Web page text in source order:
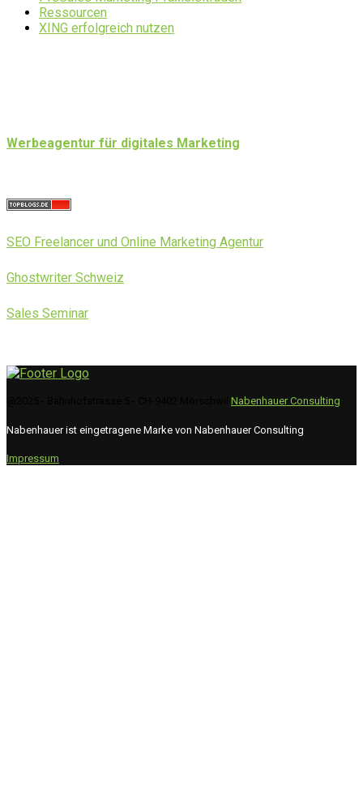
Ressourcen
XING erfolgreich nutzen
Werbeagentur für digitales Marketing
SEO Freelancer und Online Marketing Agentur
Ghostwriter Schweiz
Sales Seminar
Nabenhauer Consulting
Nabenhauer ist eingetragene Marke von Nabenhauer Consulting
Impressum